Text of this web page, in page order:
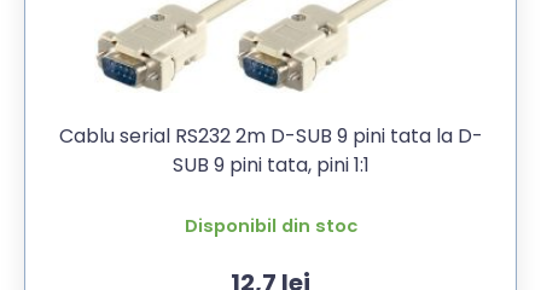
Cablu serial RS232 2m D-SUB 9 pini tata la D-
SUB 9 pini tata, pini 1:1
Disponibil din stoc
12,7 lei